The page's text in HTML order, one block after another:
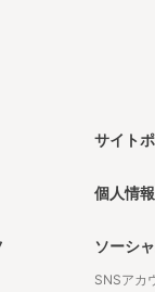
サイト
個人情
ソーシ
SNSアカ